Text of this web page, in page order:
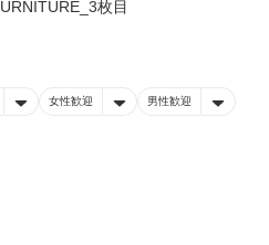
女性歓迎 男性歓迎